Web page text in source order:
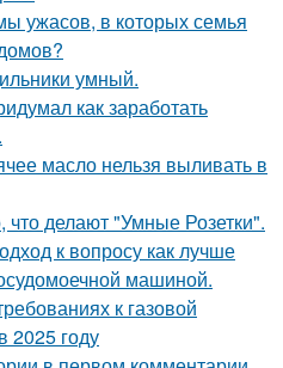
ужасов, в которых семья
умный.
как заработать
масло нельзя выливать в
что делают "Умные Розетки".
к вопросу как лучше
машиной.
к газовой
2025 году